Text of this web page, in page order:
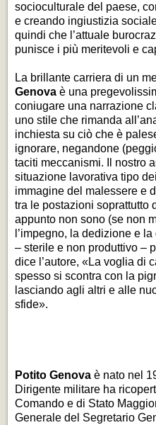
socioculturale del paese,
e creando ingiustizia
quindi che l’attuale
punisce i più meritevoli e
La brillante carriera di un
Genova è una
coniugare una narrazione
uno stile che rimanda
inchiesta su ciò che è
ignorare, negandone
taciti meccanismi. Il nostro
situazione lavorativa tipo
immagine del malessere e
tra le postazioni soprattutto
appunto non sono (se non
l’impegno, la dedizione e
– sterile e non produttivo –
dice l’autore, «La voglia di
spesso si scontra con la
lasciando agli altri e alle
sfide».
Potito Genova è nato nel
Dirigente militare ha
Comando e di Stato
Generale del Segretario